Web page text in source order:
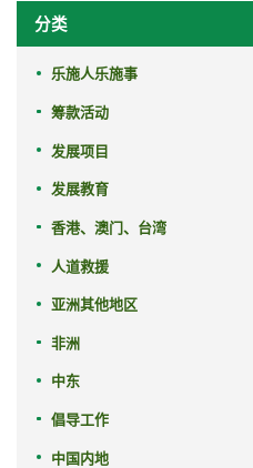
分类
乐施人乐施事
筹款活动
发展项目
发展教育
香港、澳门、台湾
人道救援
亚洲其他地区
非洲
中东
倡导工作
中国内地